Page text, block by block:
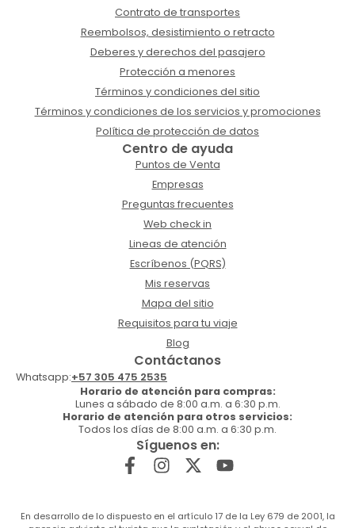
Contrato de transportes
Reembolsos, desistimiento o retracto
Deberes y derechos del pasajero
Protección a menores
Términos y condiciones del sitio
Términos y condiciones de los servicios y promociones
Política de protección de datos
Centro de ayuda
Puntos de Venta
Empresas
Preguntas frecuentes
Web check in
Lineas de atención
Escríbenos (PQRS)
Mis reservas
Mapa del sitio
Requisitos para tu viaje
Blog
Contáctanos
Whatsapp:+57 305 475 2535
Horario de atención para compras:
Lunes a sábado de 8:00 a.m. a 6:30 p.m.
Horario de atención para otros servicios:
Todos los días de 8:00 a.m. a 6:30 p.m.
Síguenos en:
En desarrollo de lo dispuesto en el artículo 17 de la Ley 679 de 2001, la